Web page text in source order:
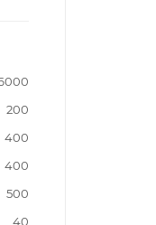
200
400
400
500
40